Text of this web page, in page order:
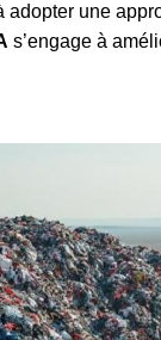
une
s’engage à